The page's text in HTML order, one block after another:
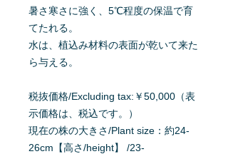
暑さ寒さに強く、5℃程度の保温で育
てたれる。
水は、植込み材料の表面が乾いて来た
ら与える。
税抜価格/Excluding tax:￥50,000（表
示価格は、税込です。）
現在の株の大きさ/Plant size：約24-
26cm【高さ/height】 /23-